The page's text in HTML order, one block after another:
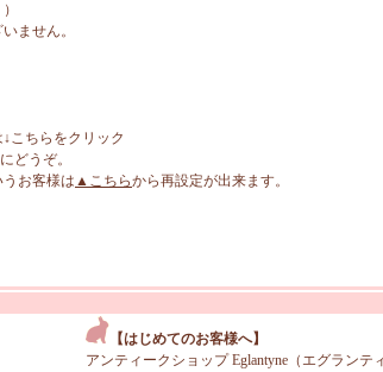
ません。
こちらをクリック
どうぞ。
お客様は ▲こちらから再設定が出来ます。
【はじめてのお客様へ】
アンティークショップ Eglantyne（エグランテ